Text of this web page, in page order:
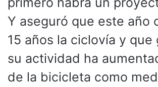
Y aseguró que este año
15 años la ciclovía y que
su actividad ha
de la bicicleta como